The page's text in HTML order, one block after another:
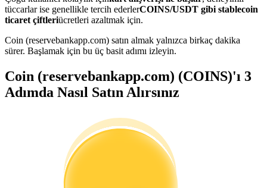
Bilgi
Ticaret bilgileri vb. dahil olmak üzere büyük veri analizi.
Vadeli İşlemler Başlangıç Kılavuzu
tüccarlar ise genellikle tercih ederlerCOINS/USDT gibi stablecoin
ticaret çiftleriücretleri azaltmak için.
Coin (reservebankapp.com) satın almak yalnızca birkaç dakika
sürer. Başlamak için bu üç basit adımı izleyin.
Coin (reservebankapp.com) (COINS)'ı 3
Adımda Nasıl Satın Alırsınız